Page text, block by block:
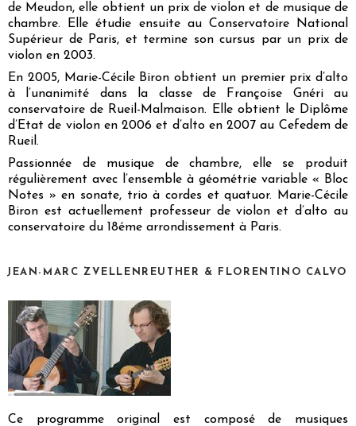
de Meudon, elle obtient un prix de violon et de musique de
chambre. Elle étudie ensuite au Conservatoire National
Supérieur de Paris, et termine son cursus par un prix de
violon en 2003.
En 2005, Marie-Cécile Biron obtient un premier prix d’alto
à l’unanimité dans la classe de Françoise Gnéri au
conservatoire de Rueil-Malmaison. Elle obtient le Diplôme
d’Etat de violon en 2006 et d’alto en 2007 au Cefedem de
Rueil.
Passionnée de musique de chambre, elle se produit
régulièrement avec l’ensemble à géométrie variable « Bloc
Notes » en sonate, trio à cordes et quatuor. Marie-Cécile
Biron est actuellement professeur de violon et d’alto au
conservatoire du 18éme arrondissement à Paris.
JEAN-MARC ZVELLENREUTHER & FLORENTINO CALVO
Ce programme original est composé de musiques